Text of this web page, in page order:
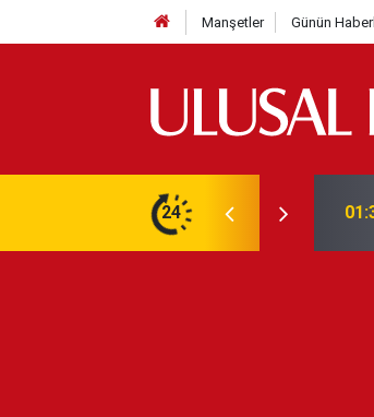
Manşetler Günün
24
en yüksek seviyesine çıktı